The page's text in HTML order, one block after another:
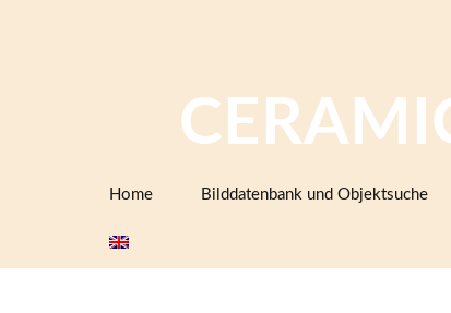
springen
Home Bilddatenbank und Objektsuche